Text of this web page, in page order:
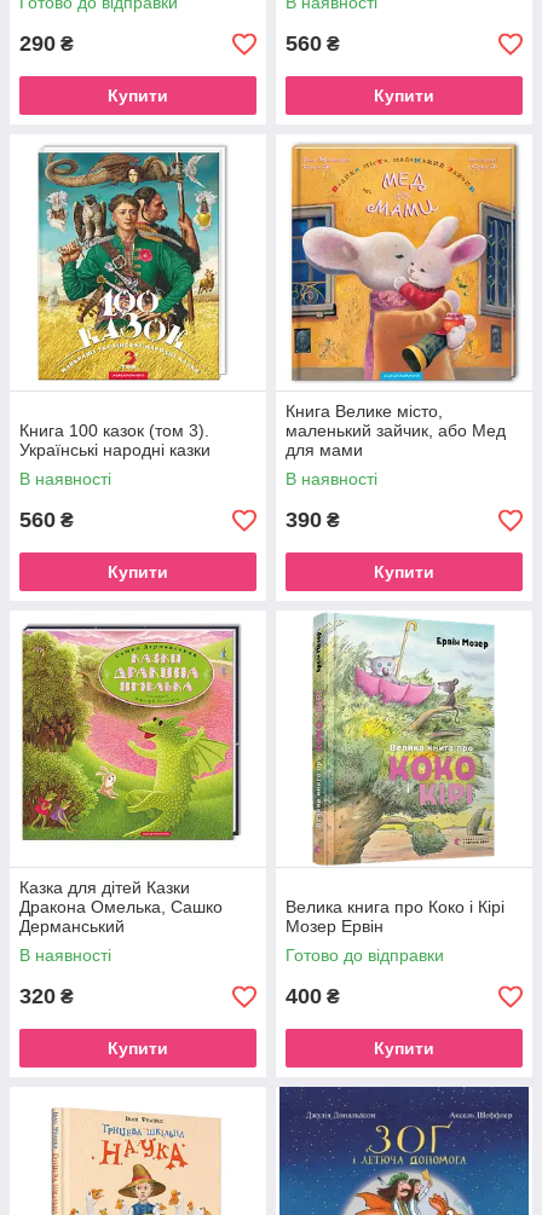
290 ₴
Купити
560 ₴
Купити
Книга 100 казок (том 3).
Українські народні казки
В наявності
560 ₴
Купити
Книга Велике місто,
маленький зайчик, або Мед
для мами
В наявності
390 ₴
Купити
Казка для дітей Казки
Дракона Омелька, Сашко
Дерманський
В наявності
320 ₴
Купити
Велика книга про Коко і Кірі
Мозер Ервін
Готово до відправки
400 ₴
Купити